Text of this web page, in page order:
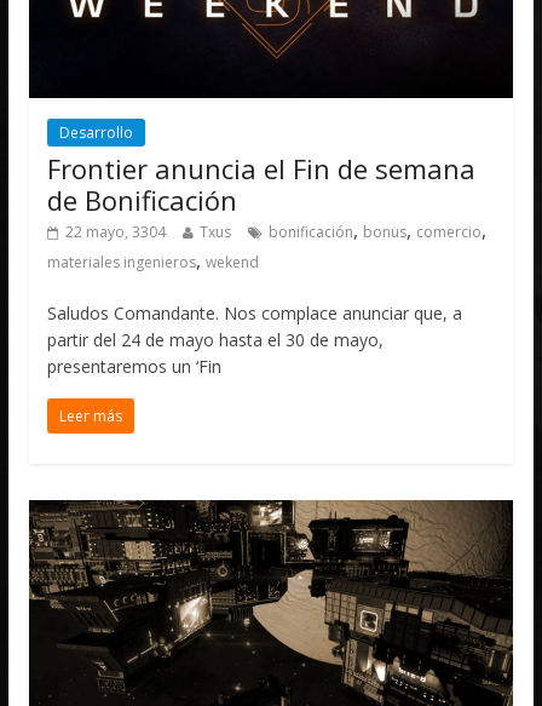
Desarrollo
Frontier anuncia el Fin de semana
de Bonificación
22 mayo, 3304 Txus bonificación, bonus, comercio,
materiales ingenieros,wekend
Saludos Comandante. Nos complace anunciar que, a
partir del 24 de mayo hasta el 30 de mayo,
presentaremos un ‘Fin
Leer más